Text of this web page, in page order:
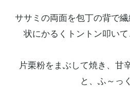
ササミの両面を包丁の背で
状にかるくトントン叩いて
片栗粉をまぶして焼き、甘
と、ふ～っ